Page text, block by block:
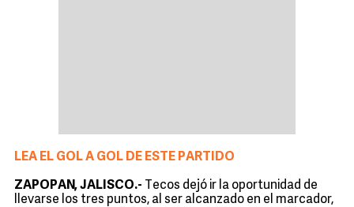
LEA EL GOL A GOL DE ESTE PARTIDO
ZAPOPAN, JALISCO.- Tecos dejó ir la oportunidad de
llevarse los tres puntos, al ser alcanzado en el marcador,